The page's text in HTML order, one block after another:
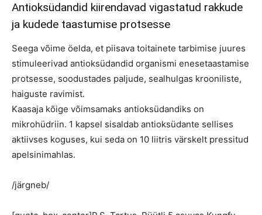
Antioksüdandid kiirendavad vigastatud rakkude
ja kudede taastumise protsesse
Seega võime öelda, et piisava toitainete tarbimise juures
stimuleerivad antioksüdandid organismi enesetaastamise
protsesse, soodustades paljude, sealhulgas krooniliste,
haiguste ravimist.
Kaasaja kõige võimsamaks antioksüdandiks on
mikrohüdriin. 1 kapsel sisaldab antioksüdante sellises
aktiivses koguses, kui seda on 10 liitris värskelt pressitud
apelsinimahlas.
/järgneb/